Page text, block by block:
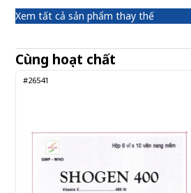
Xem tất cả sản phẩm thay thế
Cùng hoạt chất
#26541